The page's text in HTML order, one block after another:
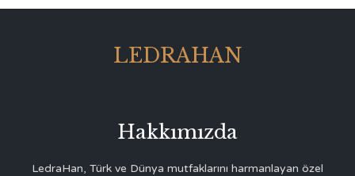
LEDRAHAN
Hakkımızda
LedraHan, Türk ve Dünya mutfaklarını harmanlayan özel